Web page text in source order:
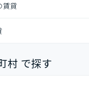
賃貸
村 で探す